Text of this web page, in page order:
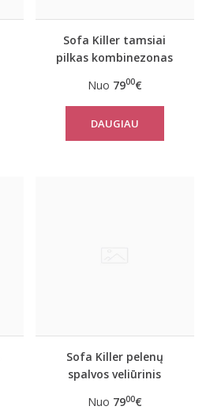
Sofa Killer tamsiai
pilkas kombinezonas
Nuo 7900€
DAUGIAU
Sofa Killer pelenų
spalvos veliūrinis
Nuo 7900€